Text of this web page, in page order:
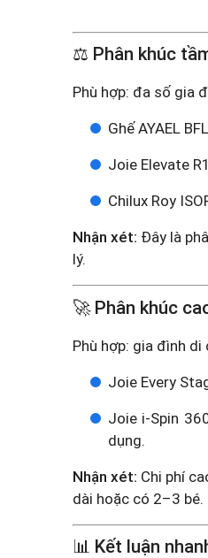
⚖️ Phân khúc
Phù hợp: đa số gia
Ghế AYAEL
Joie Elevate
Chilux Roy
Nhận xét: Đây là
lý.
🚀 Phân khúc
Phù hợp: gia đình
Joie Every
Joie i-Spin
dụng.
Nhận xét: Chi phí
dài hoặc có 2–3 bé.
📊 Kết luận